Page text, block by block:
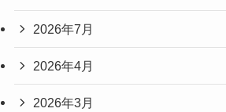
2026年7月
2026年4月
2026年3月